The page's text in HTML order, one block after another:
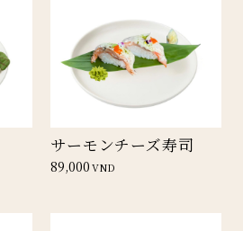
サーモンチーズ寿司
89,000VND